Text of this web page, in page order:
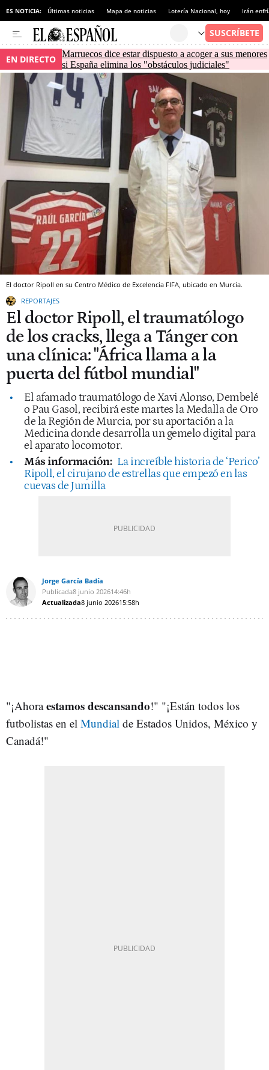
ES NOTICIA: Últimas noticias Mapa de noticias Lotería Nacional, hoy Irán
EN DIRECTO Marruecos dice estar dispuesto a acoger a sus menores
si España elimina los "obstáculos judiciales"
El doctor Ripoll en su Centro Médico de Excelencia FIFA, ubicado en Murcia.
REPORTAJES
El doctor Ripoll, el traumatólogo
de los cracks, llega a Tánger con
una clínica: "África llama a la
puerta del fútbol mundial"
El afamado traumatólogo de Xavi Alonso, Dembelé
o Pau Gasol, recibirá este martes la Medalla de Oro
de la Región de Murcia, por su aportación a la
Medicina donde desarrolla un gemelo digital para
el aparato locomotor.
Más información: La increíble historia de ‘Perico’
Ripoll, el cirujano de estrellas que empezó en las
cuevas de Jumilla
Jorge García Badía
Publicada8 junio 202614:46h
Actualizada8 junio 202615:58h
"¡Ahoraestamos descansando!" "¡Están todos los
futbolistas en el Mundial de Estados Unidos, México y
Canadá!"